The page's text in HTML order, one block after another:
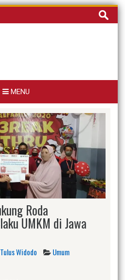
Cari
untuk:
MENU
Roda
UMKM di Jawa
Tulus Widodo
Umum